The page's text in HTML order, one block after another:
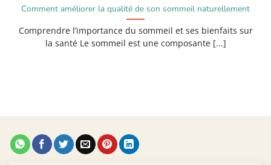
Comment améliorer la qualité de son sommeil naturellement
Comprendre l’importance du sommeil et ses bienfaits sur
la santé Le sommeil est une composante [...]